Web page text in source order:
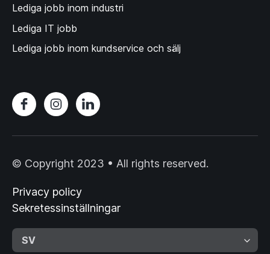
Lediga jobb inom industri
Lediga IT jobb
Lediga jobb inom kundservice och sälj
© Copyright 2023 • All rights reserved.
Privacy policy
Sekretessinställningar
SV